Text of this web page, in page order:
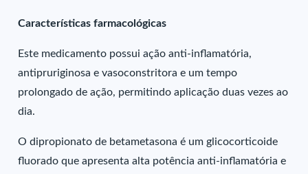
Características farmacológicas
Este medicamento possui ação anti-inflamatória,
antipruriginosa e vasoconstritora e um tempo
prolongado de ação, permitindo aplicação duas vezes ao
dia.
O dipropionato de betametasona é um glicocorticoide
fluorado que apresenta alta potência anti-inflamatória e